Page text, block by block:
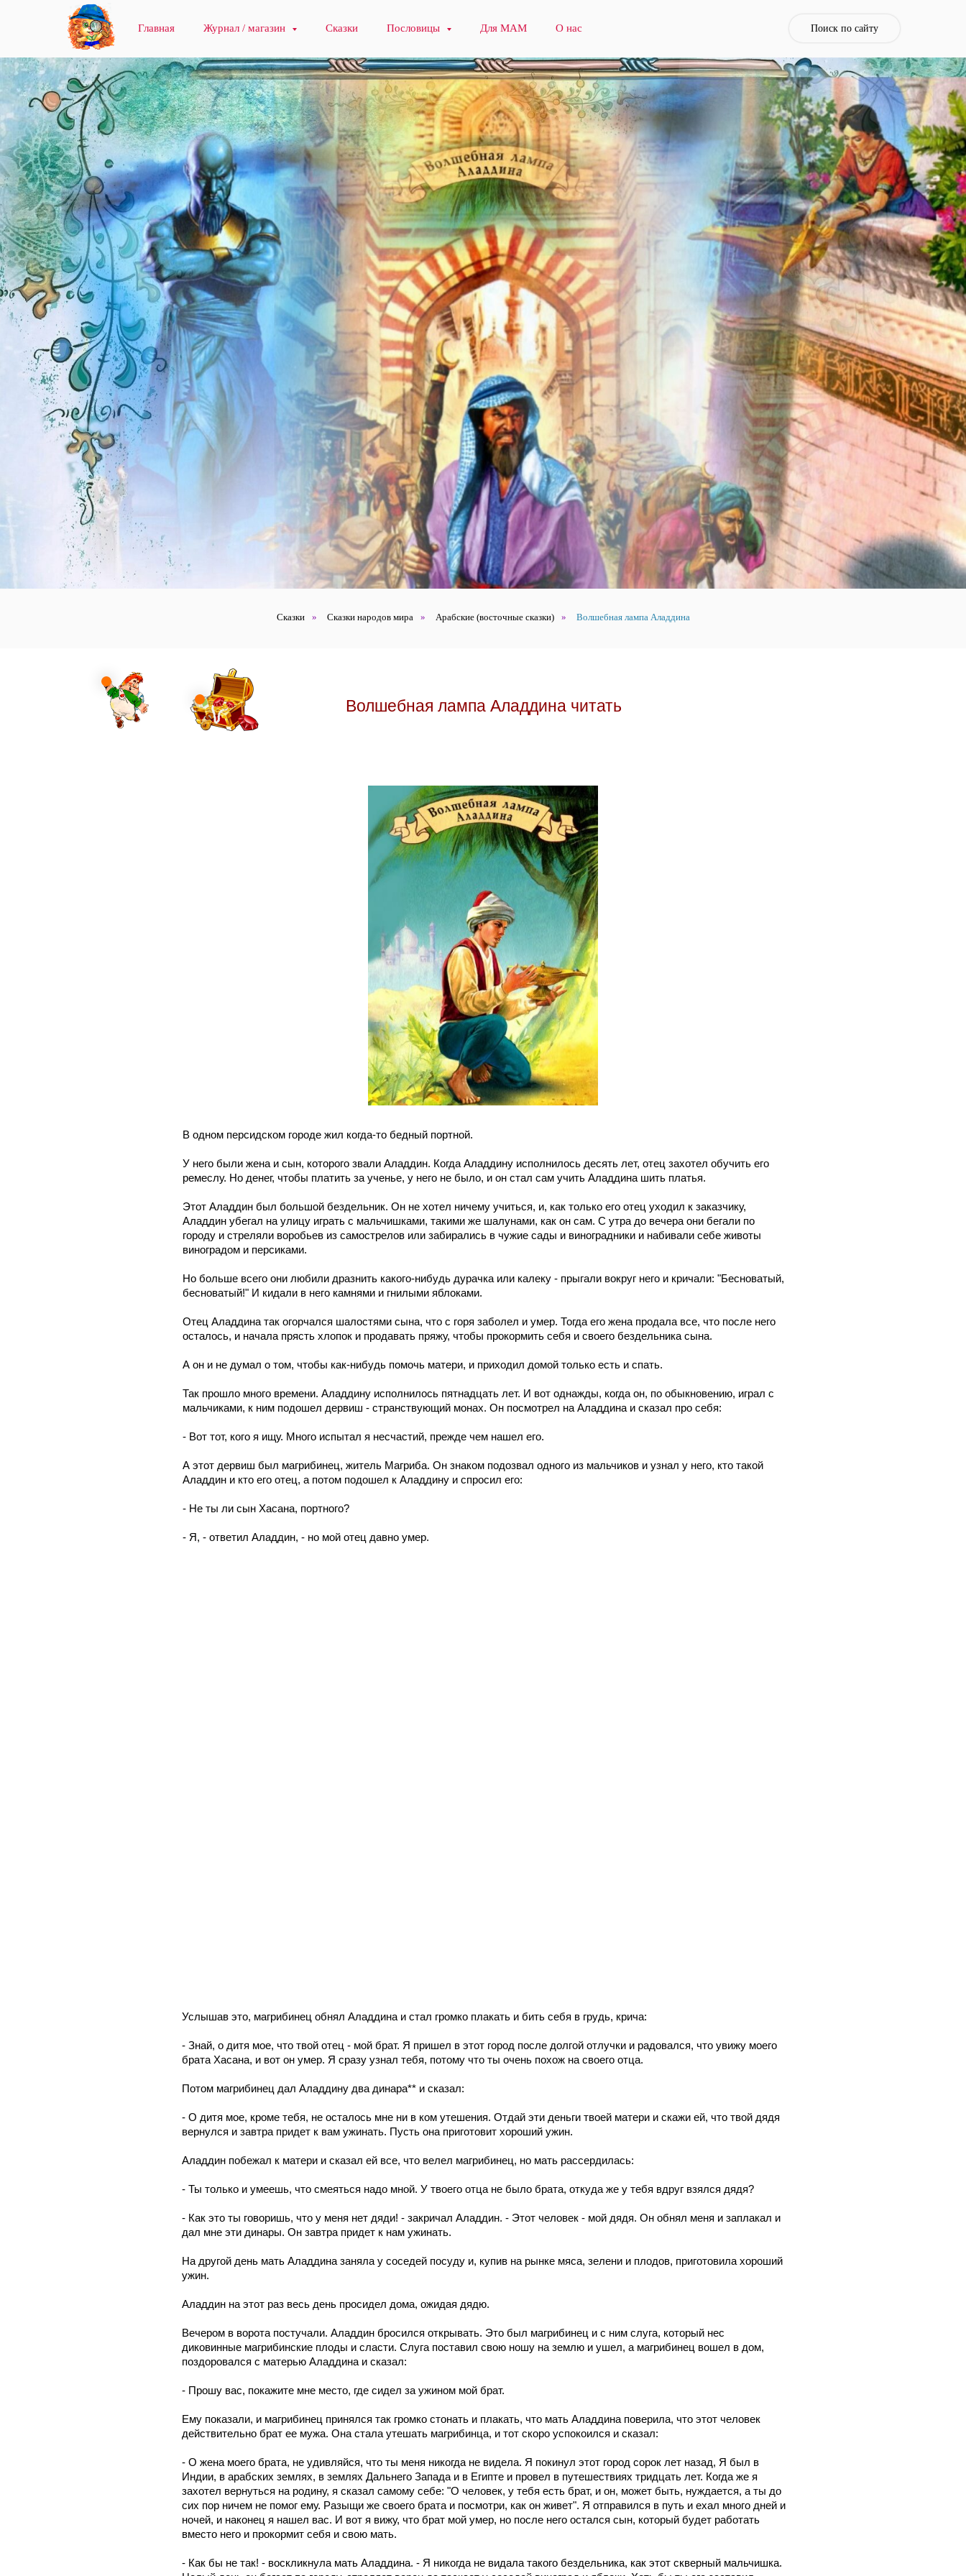
Главная Журнал / магазин Сказки Пословицы Для МАМ О нас Поиск по сайту
Сказки » Сказки народов мира » Арабские (восточные сказки) » Волшебная лампа Аладдина
Волшебная лампа Аладдина читать
В одном персидском городе жил когда-то бедный портной.
У него были жена и сын, которого звали Аладдин. Когда Аладдину исполнилось десять лет, отец захотел обучить его
ремеслу. Но денег, чтобы платить за ученье, у него не было, и он стал сам учить Аладдина шить платья.
Этот Аладдин был большой бездельник. Он не хотел ничему учиться, и, как только его отец уходил к заказчику,
Аладдин убегал на улицу играть с мальчишками, такими же шалунами, как он сам. С утра до вечера они бегали по
городу и стреляли воробьев из самострелов или забирались в чужие сады и виноградники и набивали себе животы
виноградом и персиками.
Но больше всего они любили дразнить какого-нибудь дурачка или калеку - прыгали вокруг него и кричали: "Бесноватый,
бесноватый!" И кидали в него камнями и гнилыми яблоками.
Отец Аладдина так огорчался шалостями сына, что с горя заболел и умер. Тогда его жена продала все, что после него
осталось, и начала прясть хлопок и продавать пряжу, чтобы прокормить себя и своего бездельника сына.
А он и не думал о том, чтобы как-нибудь помочь матери, и приходил домой только есть и спать.
Так прошло много времени. Аладдину исполнилось пятнадцать лет. И вот однажды, когда он, по обыкновению, играл с
мальчиками, к ним подошел дервиш - странствующий монах. Он посмотрел на Аладдина и сказал про себя:
- Вот тот, кого я ищу. Много испытал я несчастий, прежде чем нашел его.
А этот дервиш был магрибинец, житель Магриба. Он знаком подозвал одного из мальчиков и узнал у него, кто такой
Аладдин и кто его отец, а потом подошел к Аладдину и спросил его:
- Не ты ли сын Хасана, портного?
- Я, - ответил Аладдин, - но мой отец давно умер.
Услышав это, магрибинец обнял Аладдина и стал громко плакать и бить себя в грудь, крича:
- Знай, о дитя мое, что твой отец - мой брат. Я пришел в этот город после долгой отлучки и радовался, что увижу моего
брата Хасана, и вот он умер. Я сразу узнал тебя, потому что ты очень похож на своего отца.
Потом магрибинец дал Аладдину два динара** и сказал:
- О дитя мое, кроме тебя, не осталось мне ни в ком утешения. Отдай эти деньги твоей матери и скажи ей, что твой дядя
вернулся и завтра придет к вам ужинать. Пусть она приготовит хороший ужин.
Аладдин побежал к матери и сказал ей все, что велел магрибинец, но мать рассердилась:
- Ты только и умеешь, что смеяться надо мной. У твоего отца не было брата, откуда же у тебя вдруг взялся дядя?
- Как это ты говоришь, что у меня нет дяди! - закричал Аладдин. - Этот человек - мой дядя. Он обнял меня и заплакал и
дал мне эти динары. Он завтра придет к нам ужинать.
На другой день мать Аладдина заняла у соседей посуду и, купив на рынке мяса, зелени и плодов, приготовила хороший
ужин.
Аладдин на этот раз весь день просидел дома, ожидая дядю.
Вечером в ворота постучали. Аладдин бросился открывать. Это был магрибинец и с ним слуга, который нес
диковинные магрибинские плоды и сласти. Слуга поставил свою ношу на землю и ушел, а магрибинец вошел в дом,
поздоровался с матерью Аладдина и сказал:
- Прошу вас, покажите мне место, где сидел за ужином мой брат.
Ему показали, и магрибинец принялся так громко стонать и плакать, что мать Аладдина поверила, что этот человек
действительно брат ее мужа. Она стала утешать магрибинца, и тот скоро успокоился и сказал:
- О жена моего брата, не удивляйся, что ты меня никогда не видела. Я покинул этот город сорок лет назад, Я был в
Индии, в арабских землях, в землях Дальнего Запада и в Египте и провел в путешествиях тридцать лет. Когда же я
захотел вернуться на родину, я сказал самому себе: "О человек, у тебя есть брат, и он, может быть, нуждается, а ты до
сих пор ничем не помог ему. Разыщи же своего брата и посмотри, как он живет". Я отправился в путь и ехал много дней и
ночей, и наконец я нашел вас. И вот я вижу, что брат мой умер, но после него остался сын, который будет работать
вместо него и прокормит себя и свою мать.
- Как бы не так! - воскликнула мать Аладдина. - Я никогда не видала такого бездельника, как этот скверный мальчишка.